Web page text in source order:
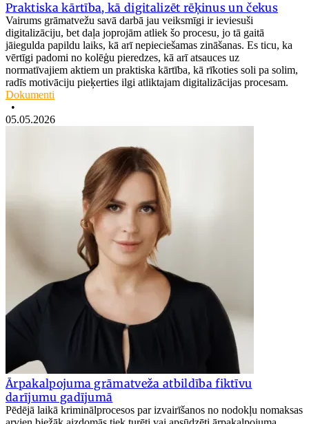
Praktiska kārtība, kā digitalizēt rēķinus un čekus
Vairums grāmatvežu savā darbā jau veiksmīgi ir ieviesuši
digitalizāciju, bet daļa joprojām atliek šo procesu, jo tā gaitā
jāiegulda papildu laiks, kā arī nepieciešamas zināšanas. Es ticu, ka
vērtīgi padomi no kolēģu pieredzes, kā arī atsauces uz
normatīvajiem aktiem un praktiska kārtība, kā rīkoties soli pa solim,
radīs motivāciju pieķerties ilgi atliktajam digitalizācijas procesam.
Dokumenti
•
05.05.2026
Ārpakalpojuma grāmatveža atbildība fiktīvu
darījumu gadījumā
Pēdējā laikā kriminālprocesos par izvairīšanos no nodokļu nomaksas